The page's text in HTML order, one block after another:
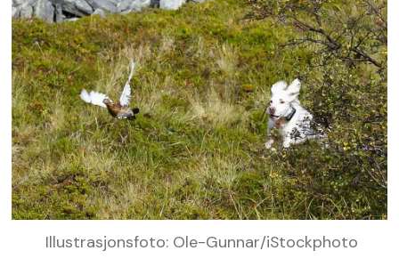
Illustrasjonsfoto: Ole-Gunnar/iStockphoto